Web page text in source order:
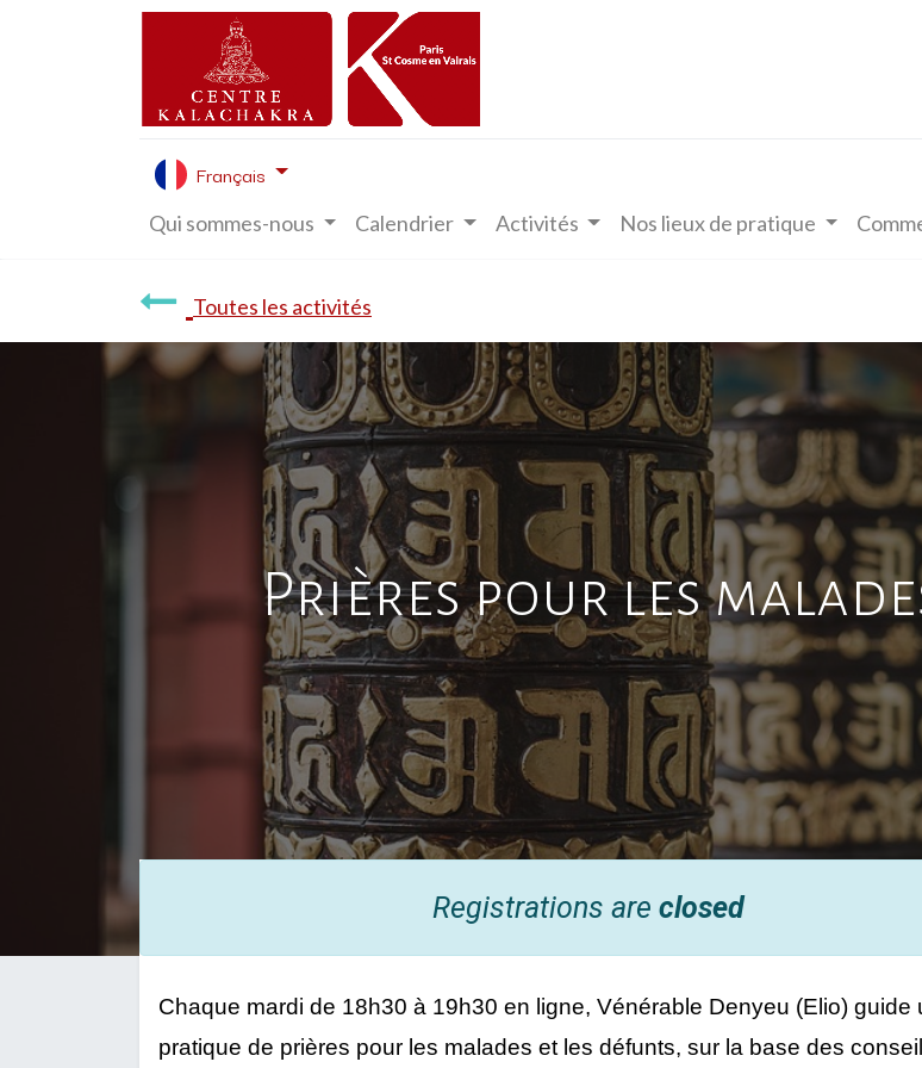
Français
Qui sommes-nous Calendrier Activités Nos lieux de pratique
Toutes les activités
Prières pour les
Registrations are closed
Chaque mardi de 18h30 à 19h30 en ligne, Vénérable Denyeu (Elio) guide
pratique de prières pour les malades et les défunts, sur la base des